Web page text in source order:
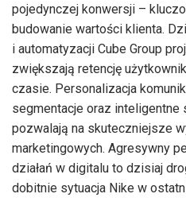
pojedynczej konwersji –
budowanie wartości klienta.
i automatyzacji Cube Group
zwiększają retencję
czasie. Personalizacja
segmentacje oraz inteligentne
pozwalają na skuteczniejsze
marketingowych. Agresywny
działań w digitalu to dzisiaj
dobitnie sytuacja Nike w